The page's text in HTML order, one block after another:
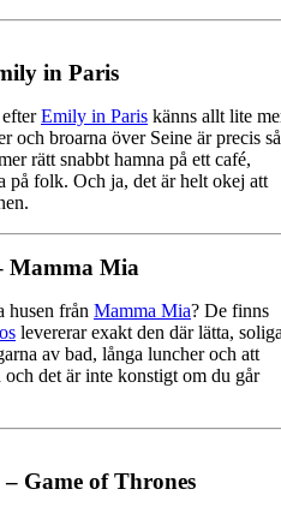
in Paris
Emily in Paris känns allt lite
och broarna över Seine är precis så
rätt snabbt hamna på ett café,
på folk. Och ja, det är helt okej att
Mamma Mia
husen från Mamma Mia? De finns
levererar exakt den där lätta,
av bad, långa luncher och att
det är inte konstigt om du går
Game of Thrones